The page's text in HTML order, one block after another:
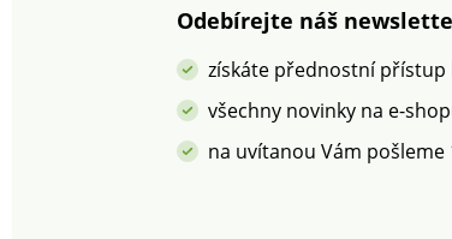
Odebírejte náš
získáte přednostní přístup
všechny novinky na e-
na uvítanou Vám pošleme